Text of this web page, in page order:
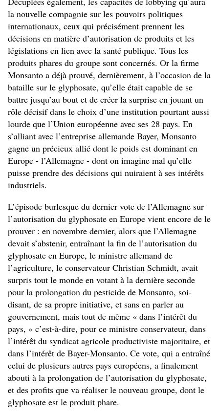
la nouvelle compagnie sur les pouvoirs politiques
internationaux, ceux qui précisément prennent les
décisions en matière d’autorisation de produits et les
législations en lien avec la santé publique. Tous les
produits phares du groupe sont concernés. Or la firme
Monsanto a déjà prouvé, dernièrement, à l’occasion de la
bataille sur le glyphosate, qu’elle était capable de se
battre jusqu’au bout et de créer la surprise en jouant un
rôle décisif dans le choix d’une institution pourtant aussi
lourde que l’Union européenne avec ses 28 pays. En
s’alliant avec l’entreprise allemande Bayer, Monsanto
gagne un précieux allié dont le poids est dominant en
Europe - l’Allemagne - dont on imagine mal qu’elle
puisse prendre des décisions qui nuiraient à ses intérêts
industriels.
L’épisode burlesque du dernier vote de l’Allemagne sur
l’autorisation du glyphosate en Europe vient encore de le
prouver : en novembre dernier, alors que l’Allemagne
devait s’abstenir, entraînant la fin de l’autorisation du
glyphosate en Europe, le ministre allemand de
l’agriculture, le conservateur Christian Schmidt, avait
surpris tout le monde en votant à la dernière seconde
pour la prolongation du pesticide de Monsanto, soi-
disant, de sa propre initiative, et sans en parler au
gouvernement, mais tout de même « dans l’intérêt du
pays, » c’est-à-dire, pour ce ministre conservateur, dans
l’intérêt du syndicat agricole productiviste majoritaire, et
dans l’intérêt de Bayer-Monsanto. Ce vote, qui a entraîné
celui de plusieurs autres pays européens, a finalement
abouti à la prolongation de l’autorisation du glyphosate,
et des profits que va réaliser le nouveau groupe, dont le
glyphosate est le produit phare.